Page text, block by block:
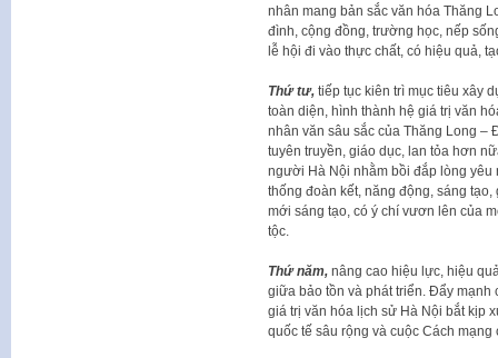
nhân mang bản sắc văn hóa Thăng
đình, cộng đồng, trường học, nếp
lễ hội đi vào thực chất, có hiệu quả,
Thứ tư,tiếp tục kiên trì mục tiêu xây
toàn diện, hình thành hệ giá trị văn
nhân văn sâu sắc của Thăng Long
tuyên truyền, giáo dục, lan tỏa hơn
người Hà Nội nhằm bồi đắp lòng yêu
thống đoàn kết, năng động, sáng
mới sáng tạo, có ý chí vươn lên của
tộc.
Thứ năm,nâng cao hiệu lực, hiệu
giữa bảo tồn và phát triển. Đẩy mạnh
giá trị văn hóa lịch sử Hà Nội bắt kịp
quốc tế sâu rộng và cuộc Cách